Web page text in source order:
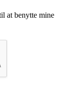
at benytte mine